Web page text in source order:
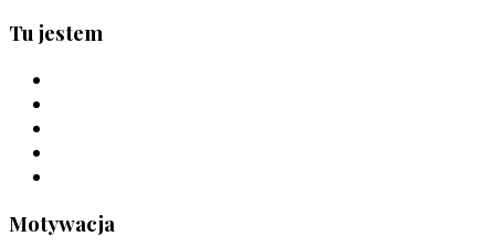
Tu jestem
Motywacja